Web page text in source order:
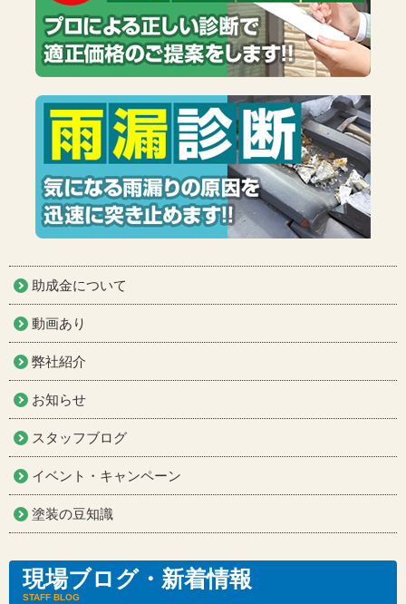
助成金について
動画あり
弊社紹介
お知らせ
スタッフブログ
イベント・キャンペーン
塗装の豆知識
現場ブログ・新着情報
STAFF BLOG